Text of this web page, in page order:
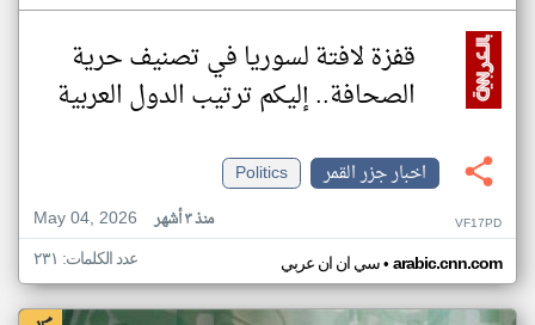
قفزة لافتة لسوريا في تصنيف حرية
الصحافة.. إليكم ترتيب الدول العربية
اخبار جزر القمر
Politics
May 04, 2026
منذ ٣ أشهر VF17PD
سي ان ان عربي• arabic.cnn.com عدد الكلمات: ٢٣١